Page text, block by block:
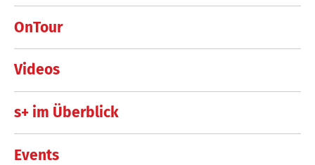
OnTour
Videos
s+ im Überblick
Events